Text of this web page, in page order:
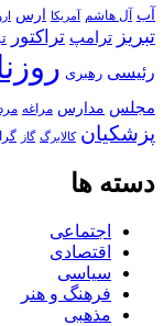
آب آل هاشم آمریکا ارس
تبریز ترامپ تراکتور
رئیسی رهبری
مجلس مدارس مراغه
پزشکیان کالابرگ گاز
دسته ها
اجتماعی
اقتصادی
سیاسی
فرهنگ و هنر
مذهبی